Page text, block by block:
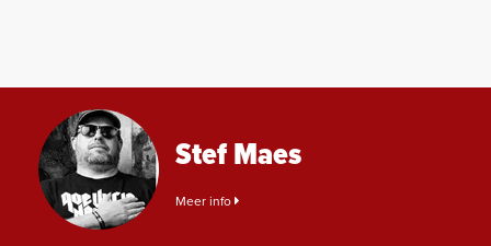
Stef Maes
Meer info